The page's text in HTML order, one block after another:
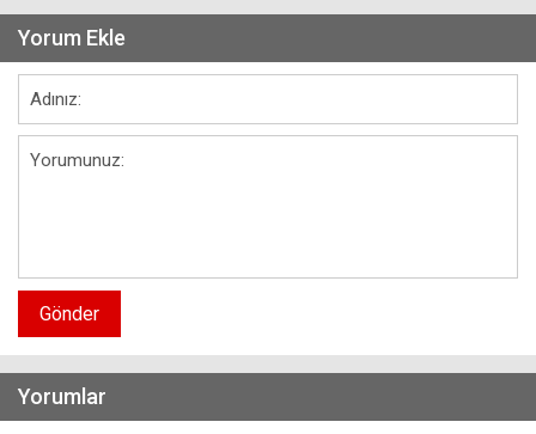
Yorum Ekle
Gönder
Yorumlar